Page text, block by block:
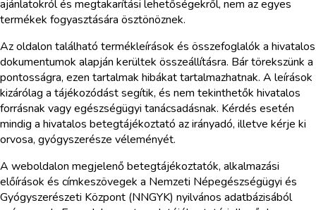
ajánlatokról és megtakarítási lehetőségekről, nem az egyes
termékek fogyasztására ösztönöznek.
Az oldalon található termékleírások és összefoglalók a hivatalos
dokumentumok alapján kerültek összeállításra. Bár törekszünk a
pontosságra, ezen tartalmak hibákat tartalmazhatnak. A leírások
kizárólag a tájékozódást segítik, és nem tekinthetők hivatalos
forrásnak vagy egészségügyi tanácsadásnak. Kérdés esetén
mindig a hivatalos betegtájékoztató az irányadó, illetve kérje ki
orvosa, gyógyszerésze véleményét.
A weboldalon megjelenő betegtájékoztatók, alkalmazási
előírások és címkeszövegek a Nemzeti Népegészségügyi és
Gyógyszerészeti Központ (NNGYK) nyilvános adatbázisából